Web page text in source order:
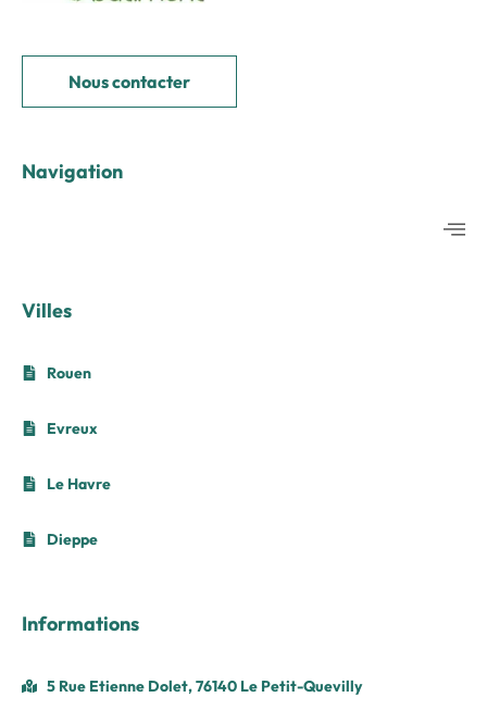
Nous contacter
Navigation
Villes
Rouen
Evreux
Le Havre
Dieppe
Informations
5 Rue Etienne Dolet, 76140 Le Petit-Quevilly